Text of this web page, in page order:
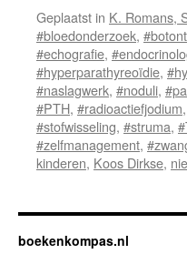
Geplaatst in K. Romans,
#bloedonderzoek,
#echografie,
#hyperparathyreoïdie,
#naslagwerk, #noduli,
#PTH, #radioactiefjodium,
#stofwisseling, #struma,
#zelfmanagement,
kinderen, Koos Dirkse,
boekenkompas.nl